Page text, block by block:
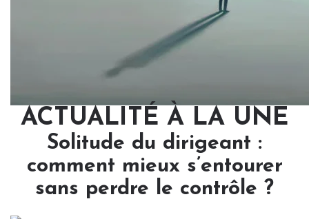
ACTUALITÉ À LA UNE
Solitude du dirigeant :
comment mieux s’entourer
sans perdre le contrôle ?